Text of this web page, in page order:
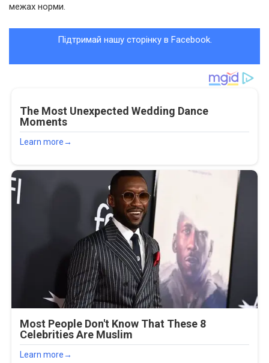
межах норми.
Підтримай нашу сторінку в Facebook.